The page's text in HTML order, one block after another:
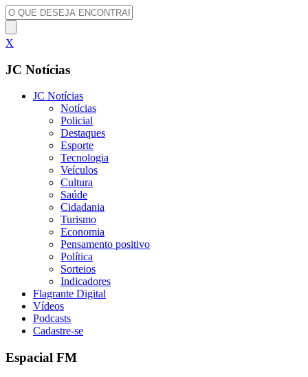
X
JC Notícias
JC Notícias
Notícias
Policial
Destaques
Esporte
Tecnologia
Veículos
Cultura
Saúde
Cidadania
Turismo
Economia
Pensamento positivo
Política
Sorteios
Indicadores
Flagrante Digital
Vídeos
Podcasts
Cadastre-se
Espacial FM